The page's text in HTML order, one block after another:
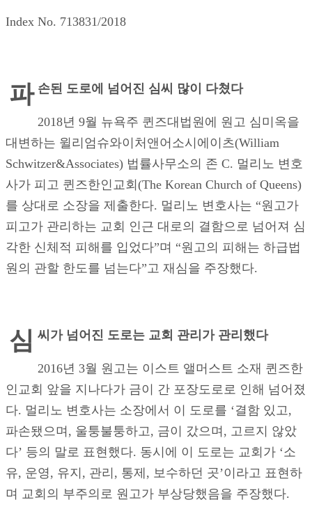
Index No. 713831/2018
파 손된 도로에 넘어진 심씨 많이 다쳤다
2018년 9월 뉴욕주 퀸즈대법원에 원고 심미옥을
대변하는 윌리엄슈와이처앤어소시에이츠(William
Schwitzer&Associates) 법률사무소의 존 C. 멀리노 변호
사가 피고 퀸즈한인교회(The Korean Church of Queens)
를 상대로 소장을 제출한다. 멀리노 변호사는 “원고가
피고가 관리하는 교회 인근 대로의 결함으로 넘어져 심
각한 신체적 피해를 입었다”며 “원고의 피해는 하급법
원의 관할 한도를 넘는다”고 재심을 주장했다.
심 씨가 넘어진 도로는 교회 관리가 관리했다
2016년 3월 원고는 이스트 앨머스트 소재 퀸즈한
인교회 앞을 지나다가 금이 간 포장도로로 인해 넘어졌
다. 멀리노 변호사는 소장에서 이 도로를 ‘결함 있고,
파손됐으며, 울퉁불퉁하고, 금이 갔으며, 고르지 않았
다’ 등의 말로 표현했다. 동시에 이 도로는 교회가 ‘소
유, 운영, 유지, 관리, 통제, 보수하던 곳’이라고 표현하
며 교회의 부주의로 원고가 부상당했음을 주장했다.